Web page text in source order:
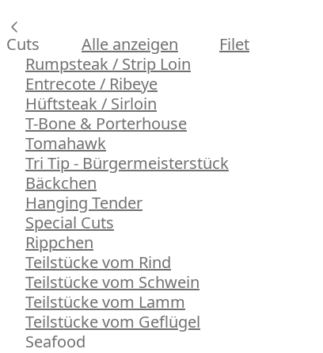
Cuts Alle anzeigen
Filet
Rumpsteak / Strip Loin
Entrecote / Ribeye
Hüftsteak / Sirloin
T-Bone & Porterhouse
Tomahawk
Tri Tip - Bürgermeisterstück
Bäckchen
Hanging Tender
Special Cuts
Rippchen
Teilstücke vom Rind
Teilstücke vom Schwein
Teilstücke vom Lamm
Teilstücke vom Geflügel
Seafood